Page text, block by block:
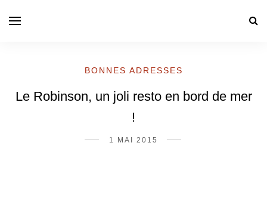
BONNES ADRESSES
Le Robinson, un joli resto en bord de mer
!
1 MAI 2015